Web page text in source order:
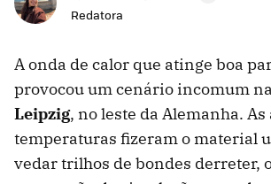
Redatora
A onda de calor que atinge boa
provocou um cenário incomum
Leipzig, no leste da Alemanha. As
temperaturas fizeram o material
vedar trilhos de bondes derreter,